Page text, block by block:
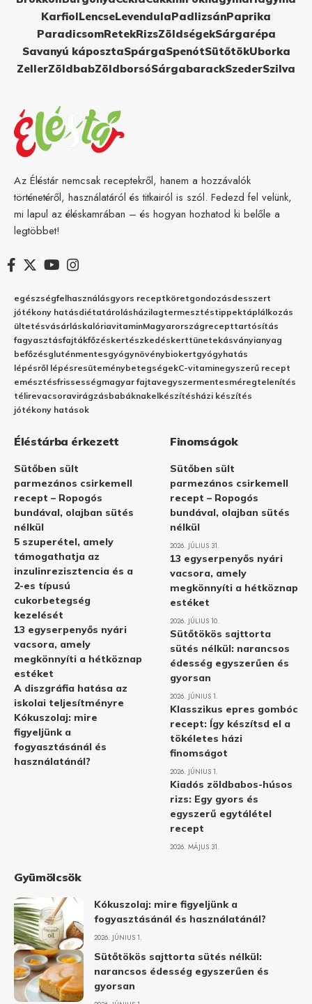
KarfiolLencseLevendulaPadlizsánPaprika
ParadicsomRetekRizsZöldségekSárgarépa
Savanyú káposztaSpárgaSpenótSütőtökUborka
ZellerZöldbabZöldborsóSárgabarackSzederSzilva
Az Éléstár nemcsak receptekről, hanem a hozzávalók
történetéről, használatáról és titkairól is szól. Fedezd fel velünk,
mi lapul az éléskamrában – és hogyan hozhatod ki belőle a
legtöbbet!
egészségfelhasználásgyors receptköretgondozásdesszert
jótékony hatásdiétatárolásházilagtermesztéstippektáplálkozás
ültetésvásárláskalóriavitaminMagyarországrecepttartósítás
fagyasztásfajtákfőzéskertészkedéskerttünetekásványianyag
befőzésgluténmentesgyógynövénybiokertgyógyhatás
lépésről lépésresüteménybetegségekC-vitaminegyszerű recept
emésztésfrissességmagyar fajtavegyszermentesméregtelenítés
télirevacsoravirágzásbabáknakelkészítésházi készítés
jótékony hatások
Éléstárba érkezett
Sütőben sült
parmezános csirkemell
recept – Ropogós
bundával, olajban sütés
nélkül
5 szuperétel, amely
támogathatja az
inzulinrezisztencia és a
2-es típusú
cukorbetegség
kezelését
13 egyserpenyős nyári
vacsora, amely
megkönnyíti a hétköznap
estéket
A diszgráfia hatása az
iskolai teljesítményre
Kókuszolaj: mire
figyeljünk a
fogyasztásánál és
használatánál?
Finomságok
Sütőben sült
parmezános csirkemell
recept – Ropogós
bundával, olajban sütés
nélkül
2026. JÚLIUS 31.
13 egyserpenyős nyári
vacsora, amely
megkönnyíti a hétköznap
estéket
2026. JÚLIUS 10.
Sütőtökös sajttorta
sütés nélkül: narancsos
édesség egyszerűen és
gyorsan
2026. JÚNIUS 1.
Klasszikus epres gombóc
recept: Így készítsd el a
tökéletes házi
finomságot
2026. JÚNIUS 1.
Kiadós zöldbabos-húsos
rizs: Egy gyors és
egyszerű egytálétel
recept
2026. MÁJUS 31.
Gyümölcsök
Kókuszolaj: mire figyeljünk a
fogyasztásánál és használatánál?
2026. JÚNIUS 1.
Sütőtökös sajttorta sütés nélkül:
narancsos édesség egyszerűen és
gyorsan